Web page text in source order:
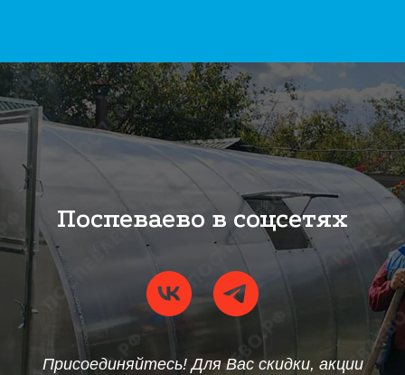
Поспеваево в соцсетях
Присоединяйтесь! Для Вас скидки, акции